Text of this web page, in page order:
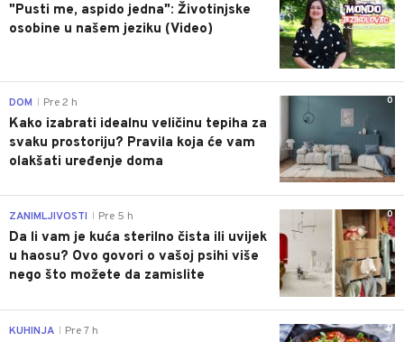
"Pusti me, aspido jedna": Životinjske
osobine u našem jeziku (Video)
0
DOM Pre 2 h
Kako izabrati idealnu veličinu tepiha za
svaku prostoriju? Pravila koja će vam
olakšati uređenje doma
0
ZANIMLJIVOSTI Pre 5 h
Da li vam je kuća sterilno čista ili uvijek
u haosu? Ovo govori o vašoj psihi više
nego što možete da zamislite
0
KUHINJA Pre 7 h